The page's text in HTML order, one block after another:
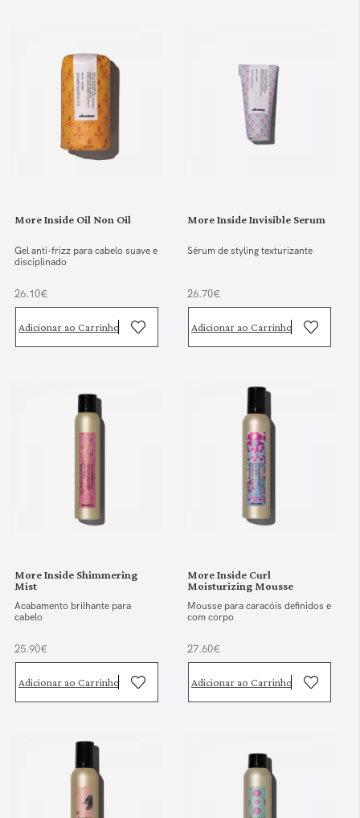
More Inside Oil Non Oil
Gel anti-frizz para cabelo suave e
disciplinado
26.10€
Adicionar ao Carrinho
More Inside Invisible Serum
Sérum de styling texturizante
26.70€
Adicionar ao Carrinho
More Inside Shimmering
Mist
Acabamento brilhante para
cabelo
25.90€
Adicionar ao Carrinho
More Inside Curl
Moisturizing Mousse
Mousse para caracóis definidos e
com corpo
27.60€
Adicionar ao Carrinho